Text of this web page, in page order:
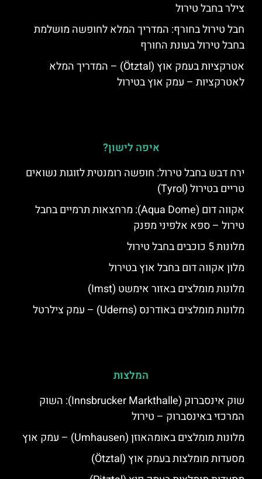
צילר בחבל טירול
חבל טירול בחורף: המדריך המלא לחופשה מושלמת
בחבל טירול בעונת החורף
אטרקציות בעמק אוץ (Ötztal) – המדריך המלא
לאטרקציות – עמק אוץ בטירול
איפה לישון?
ירח דבש בחבל טירול: חופשה רומנטית לזוגות נשואים
טריים בטירול (Tyrol)
אקווה דום (Aqua Dome): מרחצאות תרמיים בחבל
טירול – ספא אלפיני מפנק
מלונות 5 כוכבים בחבל טירול
מלון אקווה דום בחבל אוץ בטירול
מלונות מומלצים באזור אימשט (Imst)
מלונות מומלצים באודרנס (Uderns) – עמק צילרטל
המלצות
שוק אינסברוק (Innsbrucker Markthalle): השוק
המרכזי באינסברוק – טירול
מלונות מומלצים באומהאוזן (Umhausen) – עמק אוץ
מסעדות מומלצות בעמק אוץ (Ötztal)